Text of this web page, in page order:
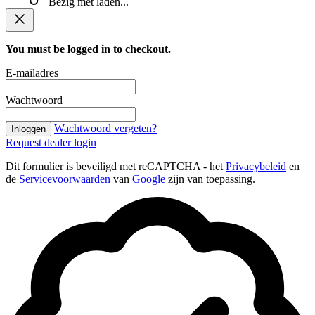
You must be logged in to checkout.
E-mailadres
Wachtwoord
Inloggen
Wachtwoord vergeten?
Request dealer login
Dit formulier is beveiligd met reCAPTCHA - het Privacybeleid en
de Servicevoorwaarden van Google zijn van toepassing.